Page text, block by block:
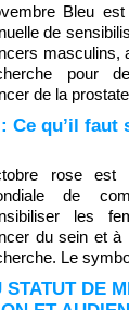
Bleu
de
masculins,
pour
de la
Ce qu’il faut
rose est
de
les
du sein et à
Le
STATUT DE